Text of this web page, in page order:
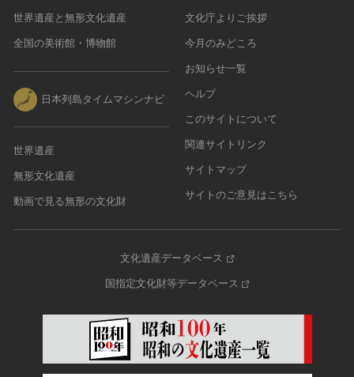
世界遺産と無形文化遺産
全国の美術館・博物館
日本列島タイムマシンナビ
世界遺産
無形文化遺産
動画で見る無形の文化財
文化庁よりご挨拶
今月のみどころ
お知らせ一覧
ヘルプ
このサイトについて
関連サイトリンク
サイトマップ
サイトのご意見はこちら
文化遺産データベース
国指定文化財等データベース